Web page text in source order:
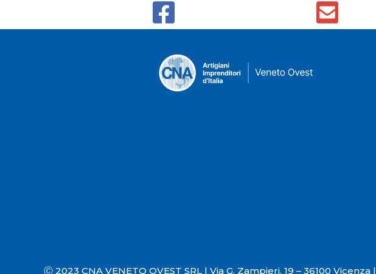
Ⓒ 2023 CNA VENETO OVEST SRL | Via G. Zampieri, 19 – 36100 Vicenza |